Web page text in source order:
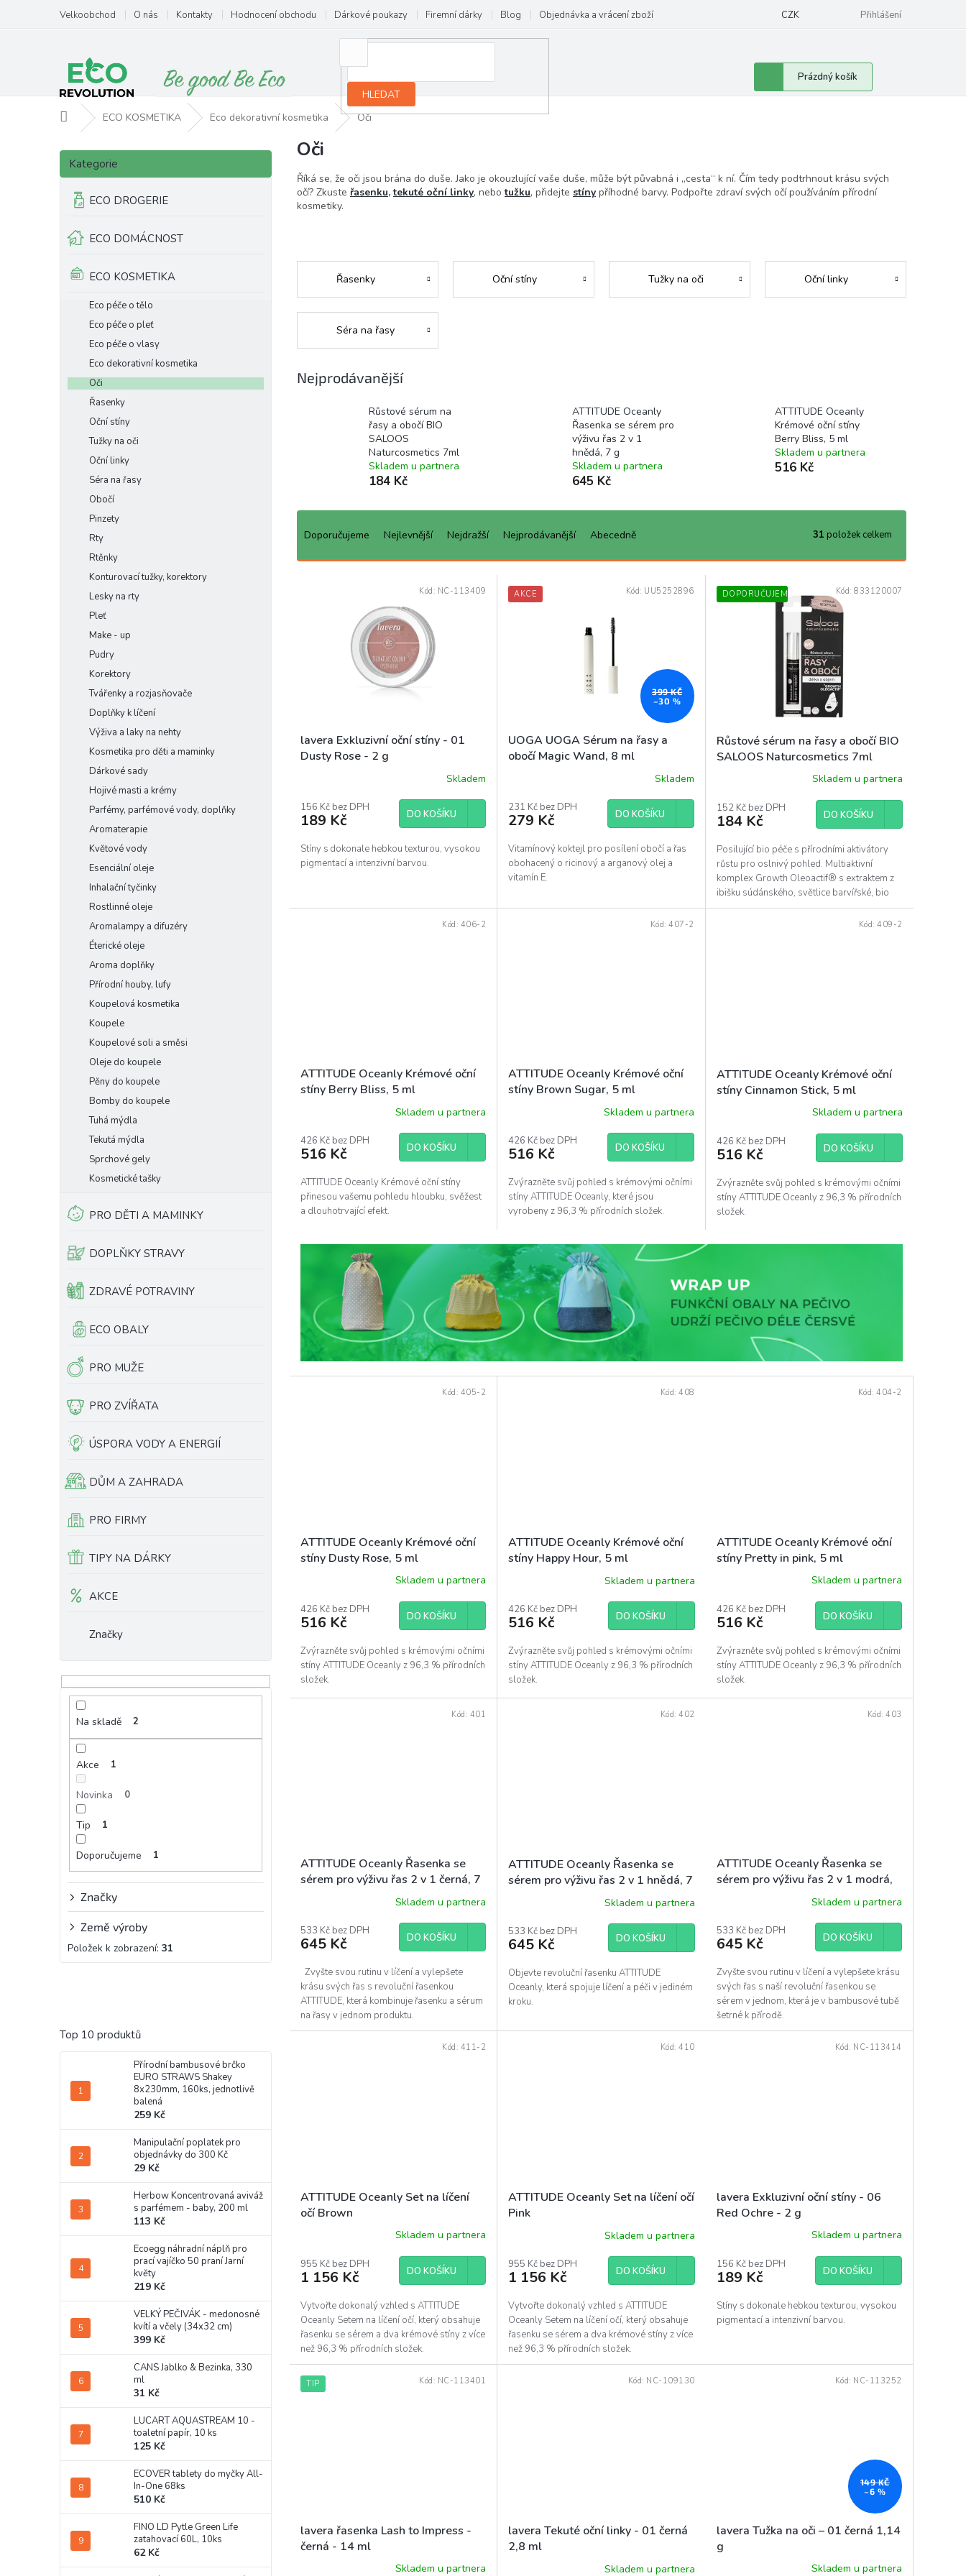
obsah
Velkoobchod O nás Kontakty Hodnocení obchodu Dárkové poukazy Firemní dárky Blog Objednávka a vrácení zboží CZK Přihlášení
HLEDAT
Nákupní
košík
Prázdný košík
Domů ECO KOSMETIKA Eco dekorativní kosmetika Oči
P
s
n
Přeskočit
kategorie
Kategorie
ECO DROGERIE
ECO DOMÁCNOST
ECO KOSMETIKA
Eco péče o tělo
Eco péče o pleť
Eco péče o vlasy
Eco dekorativní kosmetika
Oči
Řasenky
Oční stíny
Tužky na oči
Oční linky
Séra na řasy
Obočí
Pinzety
Rty
Rtěnky
Konturovací tužky, korektory
Lesky na rty
Pleť
Make - up
Pudry
Korektory
Tvářenky a rozjasňovače
Doplňky k líčení
Výživa a laky na nehty
Kosmetika pro děti a maminky
Dárkové sady
Hojivé masti a krémy
Parfémy, parfémové vody, doplňky
Aromaterapie
Květové vody
Esenciální oleje
Inhalační tyčinky
Rostlinné oleje
Aromalampy a difuzéry
Éterické oleje
Aroma doplňky
Přírodní houby, lufy
Koupelová kosmetika
Koupele
Koupelové soli a směsi
Oleje do koupele
Pěny do koupele
Bomby do koupele
Tuhá mýdla
Tekutá mýdla
Sprchové gely
Kosmetické tašky
PRO DĚTI A MAMINKY
DOPLŇKY STRAVY
ZDRAVÉ POTRAVINY
ECO OBALY
PRO MUŽE
PRO ZVÍŘATA
ÚSPORA VODY A ENERGIÍ
DŮM A ZAHRADA
PRO FIRMY
TIPY NA DÁRKY
AKCE
Značky
Na skladě 2
Akce 1
Novinka 0
Tip 1
Doporučujeme 1
Značky
Země výroby
Položek k zobrazení: 31
Top 10 produktů
Přírodní bambusové brčko
EURO STRAWS Shakey
8x230mm, 160ks, jednotlivě
balená
259 Kč
Manipulační poplatek pro
objednávky do 300 Kč
29 Kč
Herbow Koncentrovaná aviváž
s parfémem - baby, 200 ml
113 Kč
Ecoegg náhradní náplň pro
prací vajíčko 50 praní Jarní
květy
219 Kč
VELKÝ PEČIVÁK - medonosné
kvítí a včely (34x32 cm)
399 Kč
CANS Jablko & Bezinka, 330
ml
31 Kč
LUCART AQUASTREAM 10 -
toaletní papír, 10 ks
125 Kč
ECOVER tablety do myčky All-
In-One 68ks
510 Kč
FINO LD Pytle Green Life
zatahovací 60L, 10ks
62 Kč
Oči
Říká se, že oči jsou brána do duše. Jako je okouzlující vaše duše, může být půvabná i „cesta“ k ní. Čím tedy podtrhnout krásu svých
očí? Zkuste řasenku,tekuté oční linky, nebotužku, přidejte stíny příhodné barvy. Podpořte zdraví svých očí používáním přírodní
kosmetiky.
Řasenky Oční stíny Tužky na oči Oční linky
Séra na řasy
Nejprodávanější
Růstové sérum na
řasy a obočí BIO
SALOOS
Naturcosmetics 7ml
Skladem u partnera
184 Kč
ATTITUDE Oceanly
Řasenka se sérem pro
výživu řas 2 v 1
hnědá, 7 g
Skladem u partnera
645 Kč
ATTITUDE Oceanly
Krémové oční stíny
Berry Bliss, 5 ml
Skladem u partnera
516 Kč
Ř
e
Doporučujeme Nejlevnější Nejdražší Nejprodávanější Abecedně 31 položek celkem
k
t
lavera Exkluzivní oční stíny - 01
Dusty Rose - 2 g
produktu
je
z
5
Skladem
156 Kč bez DPH
189 Kč DO KOŠÍKU
Stíny s dokonale hebkou texturou, vysokou
pigmentací a intenzivní barvou.
Kód: NC-113409 AKCE
399 KČ
–30 %
UOGA UOGA Sérum na řasy a
obočí Magic Wand, 8 ml
Skladem
231 Kč bez DPH
279 Kč DO KOŠÍKU
Vitamínový koktejl pro posílení obočí a řas
obohacený o ricinový a arganový olej a
vitamín E.
Kód: UU5252896 DOPORUČUJEME
Růstové sérum na řasy a obočí BIO
SALOOS Naturcosmetics 7ml
produktu
je
z
5
hvězdiček.
Skladem u partnera
152 Kč bez DPH
184 Kč DO KOŠÍKU
Posilující bio péče s přírodními aktivátory
růstu pro oslnivý pohled. Multiaktivní
komplex Growth Oleoactif® s extraktem z
ibišku súdánského, světlice barvířské, bio
ricinovým a...
Kód:833120007
ATTITUDE Oceanly Krémové oční
stíny Berry Bliss, 5 ml
Skladem u partnera
426 Kč bez DPH
516 Kč DO KOŠÍKU
ATTITUDE Oceanly Krémové oční stíny
přinesou vašemu pohledu hloubku, svěžest
a dlouhotrvající efekt.
Kód: 406-2
ATTITUDE Oceanly Krémové oční
stíny Brown Sugar, 5 ml
Skladem u partnera
426 Kč bez DPH
516 Kč DO KOŠÍKU
Zvýrazněte svůj pohled s krémovými očními
stíny ATTITUDE Oceanly, které jsou
vyrobeny z 96,3 % přírodních složek.
Kód:407-2
ATTITUDE Oceanly Krémové oční
stíny Cinnamon Stick, 5 ml
Skladem u partnera
426 Kč bez DPH
516 Kč DO KOŠÍKU
Zvýrazněte svůj pohled s krémovými očními
stíny ATTITUDE Oceanly z 96,3 % přírodních
složek.
Kód:409-2
ATTITUDE Oceanly Krémové oční
stíny Dusty Rose, 5 ml
Skladem u partnera
426 Kč bez DPH
516 Kč DO KOŠÍKU
Zvýrazněte svůj pohled s krémovými očními
stíny ATTITUDE Oceanly z 96,3 % přírodních
složek.
Kód: 405-2
ATTITUDE Oceanly Krémové oční
stíny Happy Hour, 5 ml
Skladem u partnera
426 Kč bez DPH
516 Kč DO KOŠÍKU
Zvýrazněte svůj pohled s krémovými očními
stíny ATTITUDE Oceanly z 96,3 % přírodních
složek.
Kód:408
ATTITUDE Oceanly Krémové oční
stíny Pretty in pink, 5 ml
Skladem u partnera
426 Kč bez DPH
516 Kč DO KOŠÍKU
Zvýrazněte svůj pohled s krémovými očními
stíny ATTITUDE Oceanly z 96,3 % přírodních
složek.
Kód:404-2
ATTITUDE Oceanly Řasenka se
sérem pro výživu řas 2 v 1 černá, 7
Skladem u partnera
533 Kč bez DPH
645 Kč DO KOŠÍKU
Zvyšte svou rutinu v líčení a vylepšete
krásu svých řas s revoluční řasenkou
ATTITUDE, která kombinuje řasenku a sérum
na řasy v jednom produktu.
Kód: 401
ATTITUDE Oceanly Řasenka se
sérem pro výživu řas 2 v 1 hnědá, 7
Skladem u partnera
533 Kč bez DPH
645 Kč DO KOŠÍKU
Objevte revoluční řasenku ATTITUDE
Oceanly, která spojuje líčení a péči v jediném
kroku.
Kód:402
ATTITUDE Oceanly Řasenka se
sérem pro výživu řas 2 v 1 modrá,
Skladem u partnera
533 Kč bez DPH
645 Kč DO KOŠÍKU
Zvyšte svou rutinu v líčení a vylepšete krásu
svých řas s naší revoluční řasenkou se
sérem v jednom, která je v bambusové tubě
šetrné k přírodě.
Kód:403
ATTITUDE Oceanly Set na líčení
očí Brown
Skladem u partnera
955 Kč bez DPH
1 156 Kč DO KOŠÍKU
Vytvořte dokonalý vzhled s ATTITUDE
Oceanly Setem na líčení očí, který obsahuje
řasenku se sérem a dva krémové stíny z více
než 96,3 % přírodních složek.
Kód: 411-2
ATTITUDE Oceanly Set na líčení očí
Pink
produktu
je
z
5
hvězdiček.
Skladem u partnera
955 Kč bez DPH
1 156 Kč DO KOŠÍKU
Vytvořte dokonalý vzhled s ATTITUDE
Oceanly Setem na líčení očí, který obsahuje
řasenku se sérem a dva krémové stíny z více
než 96,3 % přírodních složek.
Kód:410
lavera Exkluzivní oční stíny - 06
Red Ochre - 2 g
Skladem u partnera
156 Kč bez DPH
189 Kč DO KOŠÍKU
Stíny s dokonale hebkou texturou, vysokou
pigmentací a intenzivní barvou.
Kód: NC-113414
TIP
lavera řasenka Lash to Impress -
černá - 14 ml
Skladem u partnera
Kód: NC-113401
lavera Tekuté oční linky - 01 černá
2,8 ml
Skladem u partnera
Kód: NC-109130
149 KČ
–6 %
lavera Tužka na oči – 01 černá 1,14
g
Skladem u partnera
Kód: NC-113252